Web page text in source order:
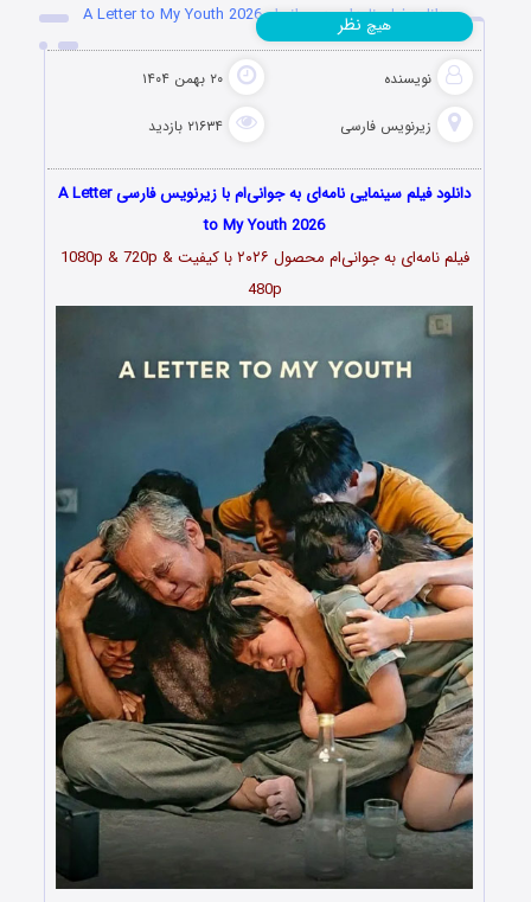
دانلود فیلم نامه‌ای به جوانی‌ام A Letter to My Youth 2026
نویسنده ۲۰ بهمن ۱۴۰۴
زیرنویس فارسی ۲۱۶۳۴ بازدید
هیچ نظر
دانلود فیلم سینمایی نامه‌ای به جوانی‌ام با زیرنویس فارسی A Letter
to My Youth 2026
فیلم نامه‌ای به جوانی‌ام محصول ۲۰۲۶ با کیفیت 1080p & 720p &
480p